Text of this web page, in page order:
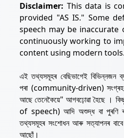
Disclaimer: This data is
provided "AS IS." Some
speech may be
continuously working to
content using modern tools.
এই তথ্যসমূহৰ বেছিভাগেই বিভিন্নজন
পৰা (community-driven) সংগ্ৰহ
আছে তেনেকৈয়ে" আগবঢ়োৱা হৈছে ।
of speech) আদি অশুদ্ধ বা পুৰণি
তথ্যসমূহৰ সংশোধন আৰু সত্যাপনৰ বাবে
আছোঁ।